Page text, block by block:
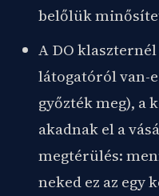
belőlük
A DO
látogatóról van-
győzték meg), a
akadnak el a
megtérülés:
neked ez az egy